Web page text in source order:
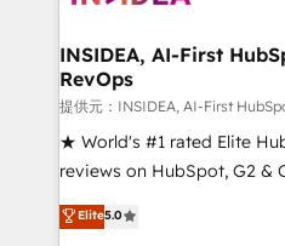
INSIDEA, AI-First
RevOps
提供元：INSIDEA, AI-First
★ World's #1 rated Elite
reviews on HubSpot, G2 &
Certified Experts & Trainers
1,500+ implementations
Elite5.0